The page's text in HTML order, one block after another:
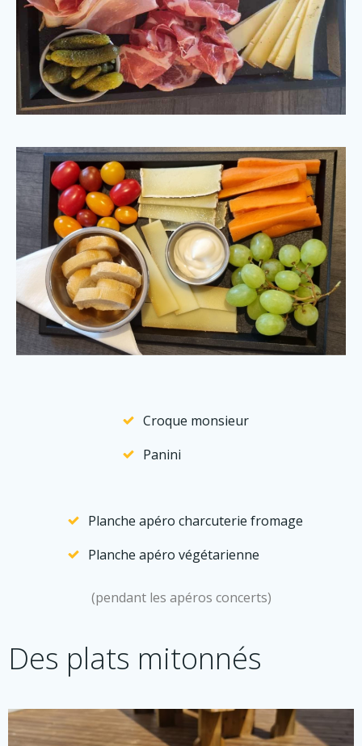
Croque monsieur
Panini
Planche apéro charcuterie fromage
Planche apéro végétarienne
(pendant les apéros concerts)
Des plats mitonnés